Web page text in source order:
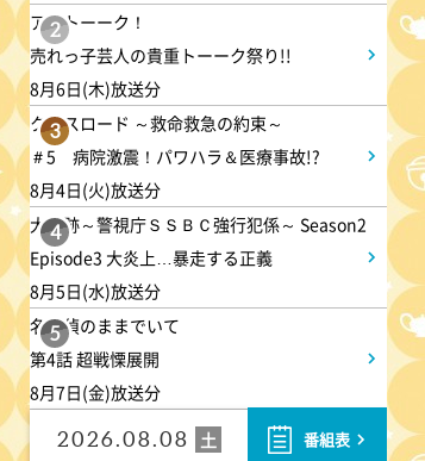
2
アメトーーク！
売れっ子芸人の貴重トーーク祭り!!
8月6日(木)放送分
3
クロスロード ～救命救急の約束～
＃5 病院激震！パワハラ＆医療事故!?
8月4日(火)放送分
4
大追跡～警視庁ＳＳＢＣ強行犯係～ Season2
Episode3 大炎上…暴走する正義
8月5日(水)放送分
5
名探偵のままでいて
第4話 超戦慄展開
8月7日(金)放送分
2026.08.08 土 番組表
午後 3:30
なにわ男子の逆転男子 高橋恭
平の休日に密着!呼び出した仲
良しのある人とは!?
午後 4:00
バチバチSTAR
午後 4:30
クレヨンしんちゃん 【スワン
ボート伝説だゾ】